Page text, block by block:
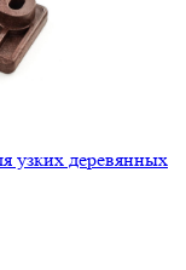
узких деревянных